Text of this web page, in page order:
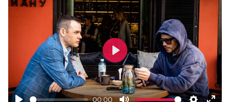
00:00
Play